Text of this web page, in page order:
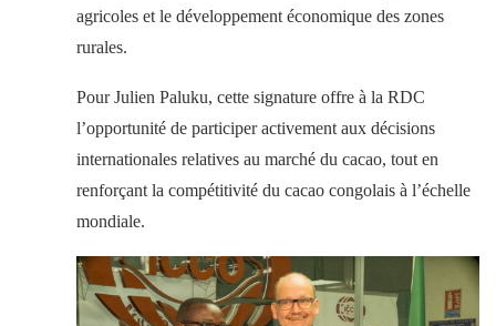
agricoles et le développement économique des zones
rurales.
Pour Julien Paluku, cette signature offre à la RDC
l’opportunité de participer activement aux décisions
internationales relatives au marché du cacao, tout en
renforçant la compétitivité du cacao congolais à l’échelle
mondiale.